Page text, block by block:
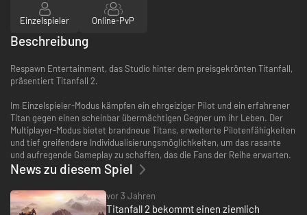
Einzelspieler Online-PvP
Beschreibung
Respawn Entertainment, das Studio hinter dem preisgekrönten Titanfall,
präsentiert Titanfall 2.
Im Einzelspieler-Modus kämpfen ein ehrgeiziger Pilot und ein erfahrener
Titan gegen einen scheinbar übermächtigen Gegner um ihr Leben. Der
Multiplayer-Modus bietet brandneue Titans, erweiterte Pilotenfähigkeiten
und tief greifendere Individualisierungsmöglichkeiten, um das rasante
und aufregende Gameplay zu schaffen, das die Fans der Reihe erwarten.
News zu diesem Spiel
vor 3 Jahren
Titanfall 2 bekommt einen ziemlich